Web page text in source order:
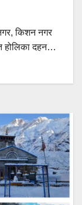
किशन नगर
होलिका दहन…